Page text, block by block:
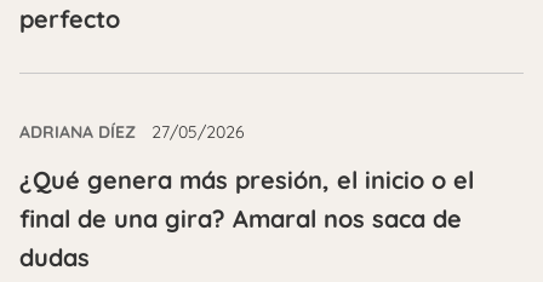
perfecto
ADRIANA DÍEZ 27/05/2026
¿Qué genera más presión, el inicio o el
final de una gira? Amaral nos saca de
dudas